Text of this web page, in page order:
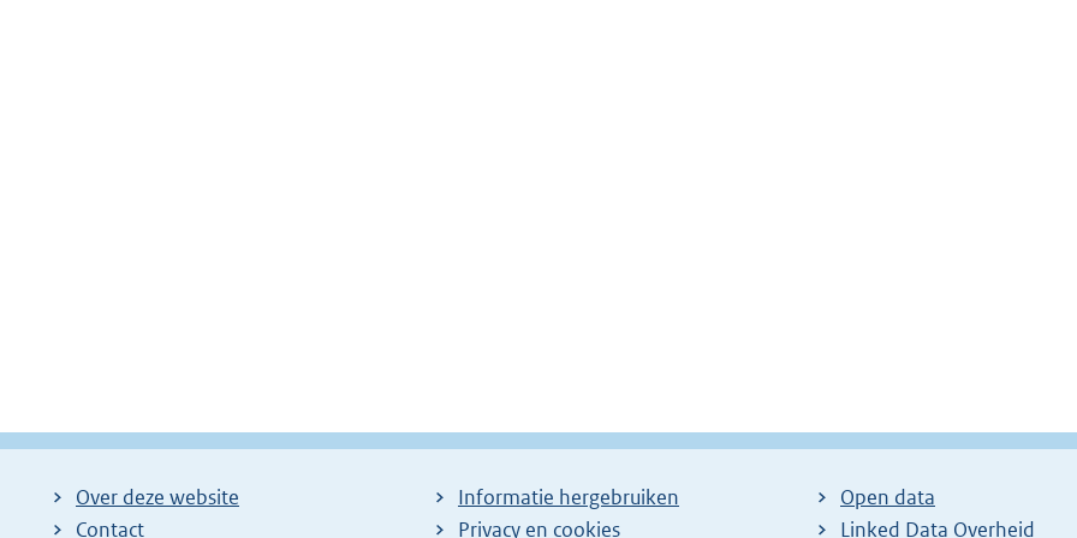
Over deze website
Contact
Informatie hergebruiken
Privacy en cookies
Open data
Linked Data Overheid